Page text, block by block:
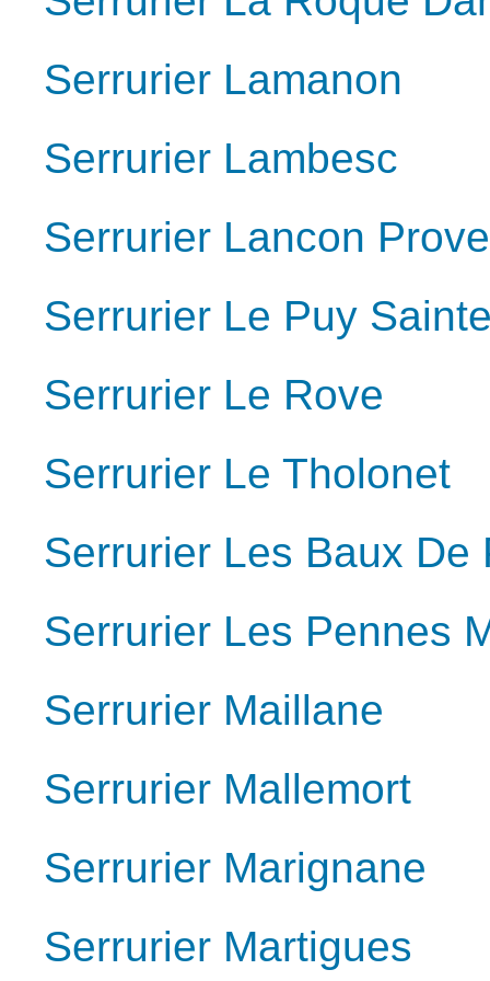
Serrurier Lamanon
Serrurier Lambesc
Serrurier Lancon
Serrurier Le Puy
Serrurier Le Rove
Serrurier Le Tholonet
Serrurier Les Baux De
Serrurier Les Pennes
Serrurier Maillane
Serrurier Mallemort
Serrurier Marignane
Serrurier Martigues